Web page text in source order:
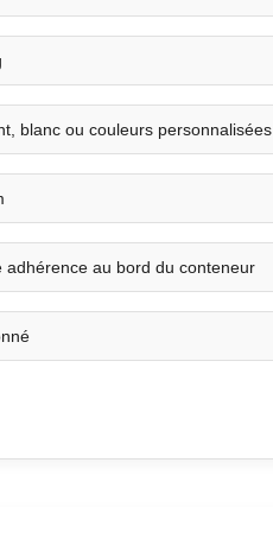
blanc ou couleurs personnalisées
adhérence au bord du conteneur